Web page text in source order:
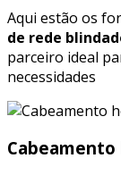
Aqui estão os
de rede
parceiro ideal
necessidades